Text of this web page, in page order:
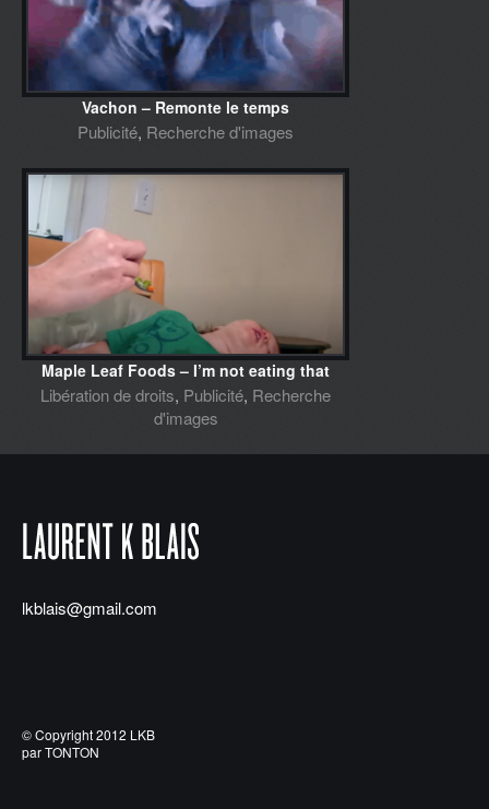
Vachon – Remonte le temps
Publicité, Recherche d'images
Maple Leaf Foods – I’m not eating that
Libération de droits, Publicité, Recherche
d'images
lkblais@gmail.com
© Copyright 2012 LKB
par TONTON